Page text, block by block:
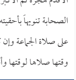
الصحابة تنويهاً
على صلاة الجماعة
وقتها صلاها لوقتها